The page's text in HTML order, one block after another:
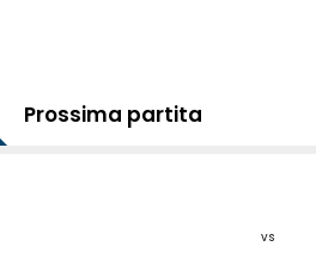
Prossima partita
vs